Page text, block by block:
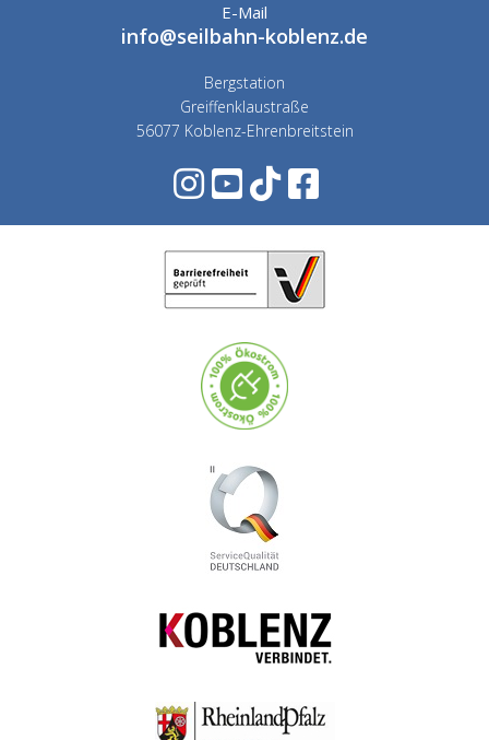
E-Mail
info@seilbahn-koblenz.de
Bergstation
Greiffenklaustraße
56077 Koblenz-Ehrenbreitstein